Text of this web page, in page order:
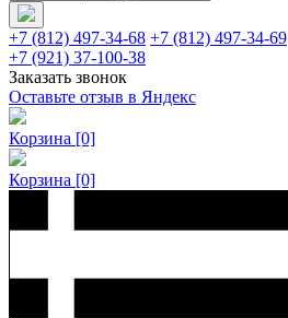
+7 (812) 497-34-68 +7 (812) 497-34-69
+7 (921) 37-100-38
Заказать звонок
Оставьте отзыв в Яндекс
Корзина [0]
Корзина [0]